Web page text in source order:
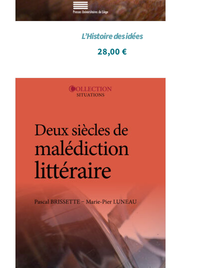
L’Histoire des idées
28,00 €